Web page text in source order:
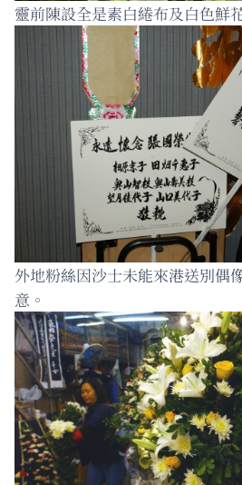
靈前陳設全是素白綣布及白色鮮
外地粉絲因沙士未能來港送別偶
意。